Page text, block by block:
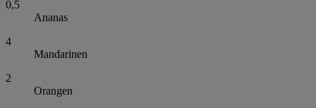
0,5
Ananas
4
Mandarinen
2
Orangen